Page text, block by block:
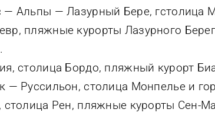
— Альпы — Лазурный Бере, гстолица
пляжные курорты Лазурного
столица Бордо, пляжный курорт
— Руссильон, столица Монпелье и
столица Рен, пляжные курорты Сен-